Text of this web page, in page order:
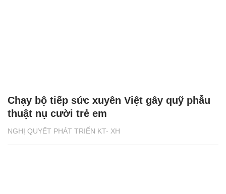
NGHỊ QUYẾT PHÁT TRIỂN KT- XH
Chạy bộ tiếp sức xuyên Việt gây quỹ phẫu
thuật nụ cười trẻ em